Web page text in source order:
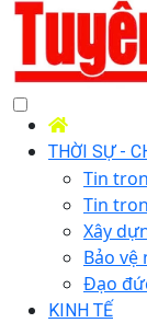
THỜI SỰ -
Tin
Tin
Xây
Bảo
Đạo
KINH TẾ